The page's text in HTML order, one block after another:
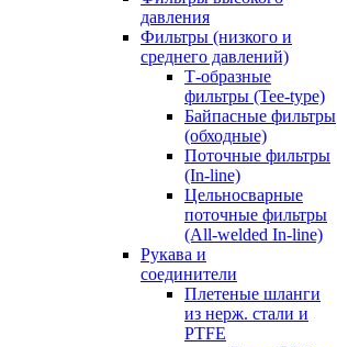
давления
Фильтры (низкого и
среднего давлений)
Т-образные
фильтры (Tee-type)
Байпасные фильтры
(обходные)
Поточные фильтры
(In-line)
Цельносварные
поточные фильтры
(All-welded In-line)
Рукава и
соединители
Плетеные шланги
из нерж. стали и
PTFE